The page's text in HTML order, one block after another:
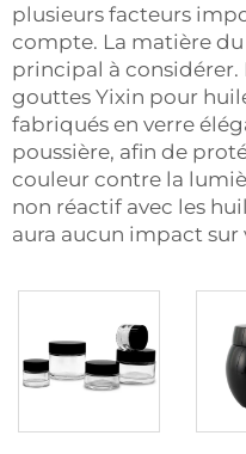
plusieurs facteurs
compte. La matière
principal à considérer.
gouttes Yixin pour
fabriqués en verre
poussière, afin de
couleur contre la
non réactif avec les
aura aucun impact sur